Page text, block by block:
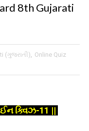
8th Gujarati
(ગુજરાતી), Online Quiz
ક્વિઝ-11 ||